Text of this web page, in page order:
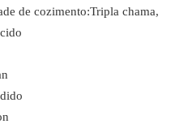
de cozimento:Tripla chama,